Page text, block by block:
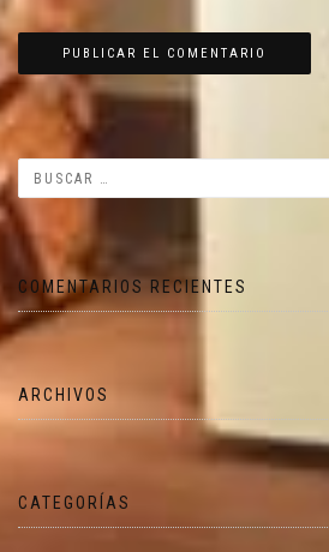
COMENTARIOS RECIENTES
ARCHIVOS
CATEGORÍAS